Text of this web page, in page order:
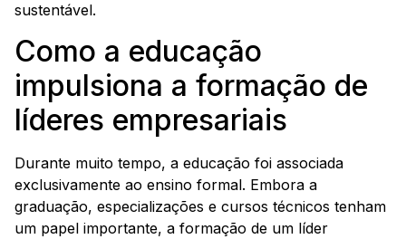
sustentável.
Como a educação
impulsiona a formação de
líderes empresariais
Durante muito tempo, a educação foi associada
exclusivamente ao ensino formal. Embora a
graduação, especializações e cursos técnicos tenham
um papel importante, a formação de um líder